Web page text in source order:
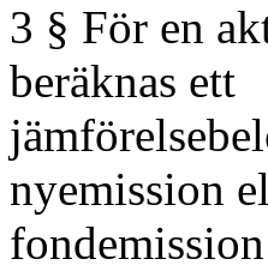
3 § För en
beräknas ett
nyemission